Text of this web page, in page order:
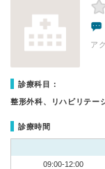
ア
診療科目：
整形外科、リハビリテー
診療時間
09:00-12:00